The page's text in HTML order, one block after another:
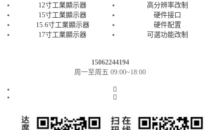
12寸工業顯示器
15寸工業顯示器
15.6寸工業顯示器
17寸工業顯示器
高分辨率改制
硬件接口
硬件配置
可選功能改制
15062244194
周一至周五 09:00~18:00